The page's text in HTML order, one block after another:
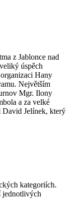
z Jablonce nad
úspěch
Hany
Největším
Mgr. Ilony
a za velké
David Jelínek, který
kategoriích.
jednotlivých